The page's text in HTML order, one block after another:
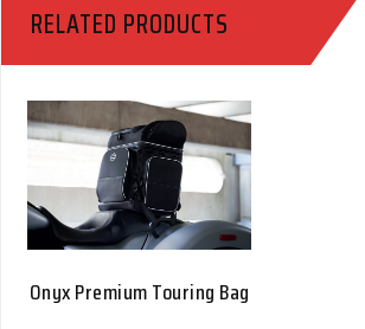
RELATED PRODUCTS
Onyx Premium Touring Bag